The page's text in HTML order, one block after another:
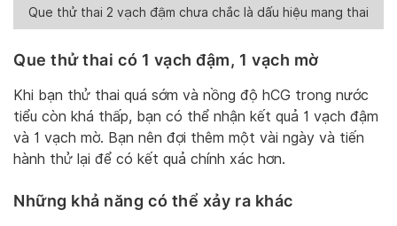
Que thử thai 2 vạch đậm chưa chắc là dấu hiệu mang thai
Que thử thai có 1 vạch đậm, 1 vạch mờ
Khi bạn thử thai quá sớm và nồng độ hCG trong nước
tiểu còn khá thấp, bạn có thể nhận kết quả 1 vạch đậm
và 1 vạch mờ. Bạn nên đợi thêm một vài ngày và tiến
hành thử lại để có kết quả chính xác hơn.
Những khả năng có thể xảy ra khác